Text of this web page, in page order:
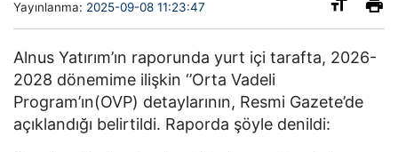
Yayınlanma: 2025-09-08 11:23:47
Alnus Yatırım’ın raporunda yurt içi tarafta, 2026-
2028 dönemime ilişkin ‘’Orta Vadeli
Program’ın(OVP) detaylarının, Resmi Gazete’de
açıklandığı belirtildi. Raporda şöyle denildi: